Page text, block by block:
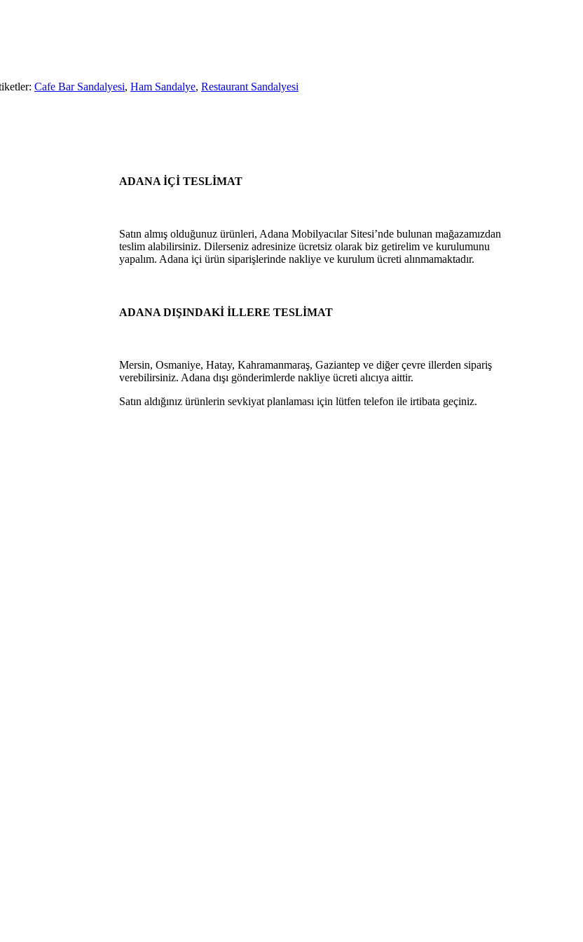
Cafe Bar Sandalyesi, Ham Sandalye, Restaurant Sandalyesi
ADANA İÇİ TESLİMAT
Satın almış olduğunuz ürünleri, Adana Mobilyacılar Sitesi’nde bulunan mağazamızdan
teslim alabilirsiniz. Dilerseniz adresinize ücretsiz olarak biz getirelim ve kurulumunu
yapalım. Adana içi ürün siparişlerinde nakliye ve kurulum ücreti alınmamaktadır.
ADANA DIŞINDAKİ İLLERE TESLİMAT
Mersin, Osmaniye, Hatay, Kahramanmaraş, Gaziantep ve diğer çevre illerden sipariş
verebilirsiniz. Adana dışı gönderimlerde nakliye ücreti alıcıya aittir.
Satın aldığınız ürünlerin sevkiyat planlaması için lütfen telefon ile irtibata geçiniz.